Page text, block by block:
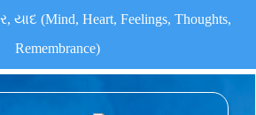
યાદ (Mind, Heart, Feelings, Thoughts,
Remembrance)